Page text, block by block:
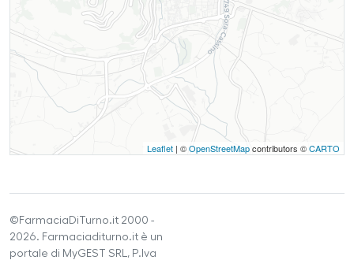
Leaflet | ©OpenStreetMapcontributors ©CARTO
©FarmaciaDiTurno.it 2000 -
2026. Farmaciaditurno.it è un
portale di MyGEST SRL, P.Iva